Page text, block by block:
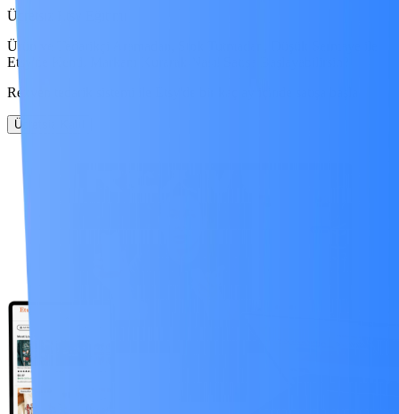
Ücretsiz Etsy Eğitimi
Ürün ve Tedarikçi Aramadan, Stok Tutmadan,
Etsy'de Kendi Markanı Kurarak
Rexven tedarik sistemi ile Etsy'de bir kaç ay içinde satışa başla
Ücretsiz Katıl